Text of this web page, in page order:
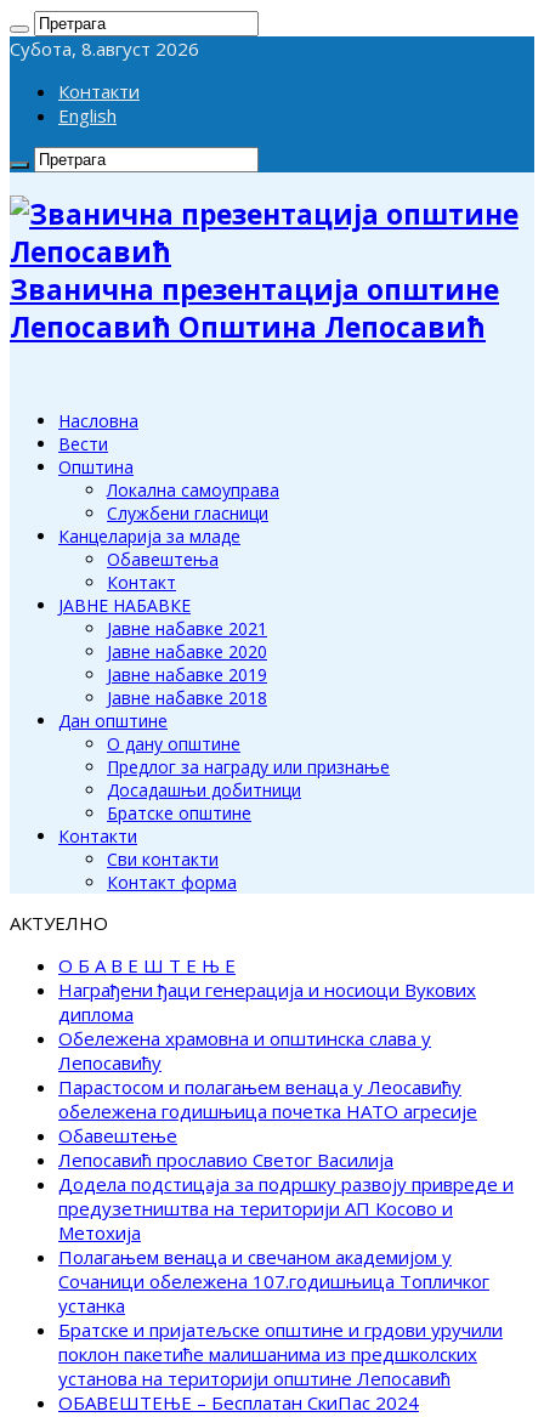
Субота, 8.август 2026
Контакти
English
Званична презентација општине
Лепосавић Општина Лепосавић
Насловна
Вести
Општина
Локална самоуправа
Службени гласници
Канцеларија за младе
Обавештења
Контакт
ЈАВНЕ НАБАВКЕ
Јавне набавке 2021
Јавне набавке 2020
Јавне набавке 2019
Јавне набавке 2018
Дан општине
О дану општине
Предлог за награду или признање
Досадашњи добитници
Братске општине
Контакти
Сви контакти
Контакт форма
АКТУЕЛНО
О Б А В Е Ш Т Е Њ Е
Награђени ђаци генерација и носиоци Вукових
диплома
Обележена храмовна и општинска слава у
Лепосавићу
Парастосом и полагањем венаца у Леосавићу
обележена годишњица почетка НАТО агресије
Обавештење
Лепосавић прославио Светог Василија
Додела подстицаја за подршку развоју привреде и
предузетништва на територији АП Косово и
Метохија
Полагањем венаца и свечаном академијом у
Сочаници обележена 107.годишњица Топличког
устанка
Братске и пријатељске општине и грдови уручили
поклон пакетиће малишанима из предшколских
установа на територији општине Лепосавић
ОБАВЕШТЕЊЕ – Бесплатан СкиПас 2024